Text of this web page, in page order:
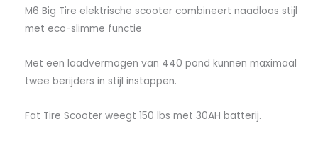
M6 Big Tire elektrische scooter combineert naadloos stijl
met eco-slimme functie
Met een laadvermogen van 440 pond kunnen maximaal
twee berijders in stijl instappen.
Fat Tire Scooter weegt 150 lbs met 30AH batterij.